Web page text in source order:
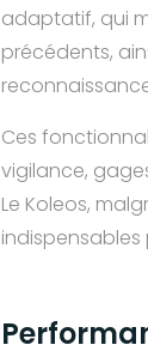
adaptatif, qui
précédents,
Ces
vigilance,
Le Koleos,